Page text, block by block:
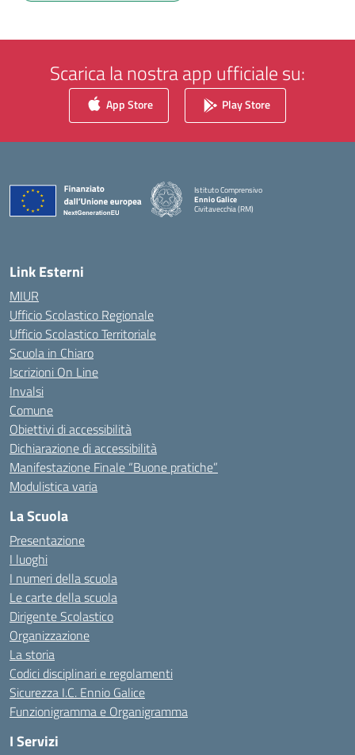
Scarica la nostra app ufficiale su:
App Store Play Store
Istituto Comprensivo
Ennio Galice
Civitavecchia (RM)
Link Esterni
MIUR
Ufficio Scolastico Regionale
Ufficio Scolastico Territoriale
Scuola in Chiaro
Iscrizioni On Line
Invalsi
Comune
Obiettivi di accessibilità
Dichiarazione di accessibilità
Manifestazione Finale “Buone pratiche”
Modulistica varia
La Scuola
Presentazione
I luoghi
I numeri della scuola
Le carte della scuola
Dirigente Scolastico
Organizzazione
La storia
Codici disciplinari e regolamenti
Sicurezza I.C. Ennio Galice
Funzionigramma e Organigramma
I Servizi